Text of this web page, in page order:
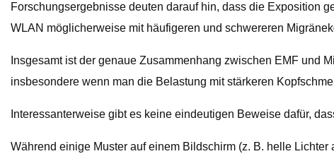
Forschungsergebnisse deuten darauf hin, dass die Exposition
WLAN möglicherweise mit häufigeren und schwereren
Insgesamt ist der genaue Zusammenhang zwischen EMF und
insbesondere wenn man die Belastung mit stärkeren
Interessanterweise gibt es keine eindeutigen Beweise dafür,
Während einige Muster auf einem Bildschirm (z. B. helle